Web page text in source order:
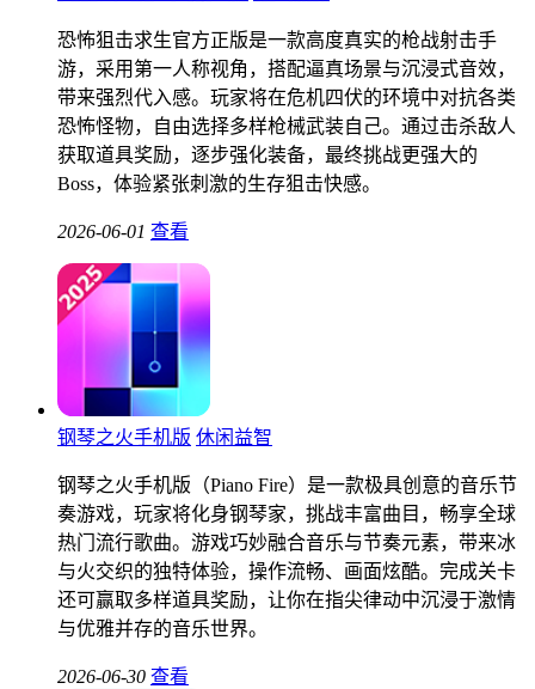
恐怖狙击求生官方正版是一款高度真实的枪战射击手
游，采用第一人称视角，搭配逼真场景与沉浸式音效，
带来强烈代入感。玩家将在危机四伏的环境中对抗各类
恐怖怪物，自由选择多样枪械武装自己。通过击杀敌人
获取道具奖励，逐步强化装备，最终挑战更强大的
Boss，体验紧张刺激的生存狙击快感。
2026-06-01 查看
钢琴之火手机版 休闲益智
钢琴之火手机版（Piano Fire）是一款极具创意的音乐节
奏游戏，玩家将化身钢琴家，挑战丰富曲目，畅享全球
热门流行歌曲。游戏巧妙融合音乐与节奏元素，带来冰
与火交织的独特体验，操作流畅、画面炫酷。完成关卡
还可赢取多样道具奖励，让你在指尖律动中沉浸于激情
与优雅并存的音乐世界。
2026-06-30 查看